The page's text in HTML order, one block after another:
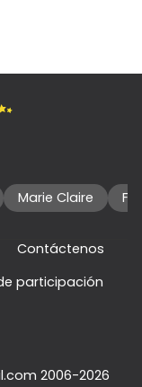
Marie Claire
Contáctenos
participación
2006-2026